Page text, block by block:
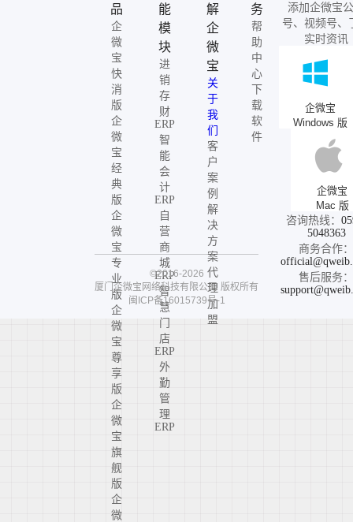
品
企
微
宝
快
消
版
企
微
宝
经
典
版
企
微
宝
专
业
版
企
微
宝
尊
享
版
企
微
宝
旗
舰
版
企
微
能
模
块
进
销
存
财
ERP
智
能
会
计
ERP
自
营
商
城
ERP
智
慧
门
店
ERP
外
勤
管
理
ERP
解
企
微
宝
关
于
我
们
客
户
案
例
解
决
方
案
代
理
加
盟
务
帮
助
中
心
下
载
软
件
添加企微宝
号、视频号、
实时资讯
企微宝
Windows 版
企微宝
Mac 版
咨询热线：
5048363
商务合作：
售后服务：
©2016-2026
厦门企微宝网络科技有限公司 版权所有
闽ICP备16015739号-1